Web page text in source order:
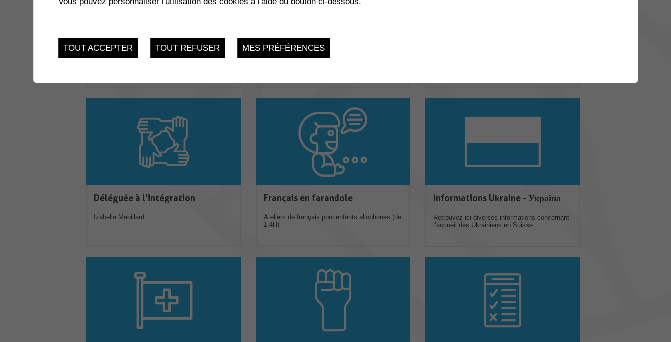
Carrefour Femmes Comm'une histoire...
D'une commune à l'autre, une habitant ouvre sa
Déléguée à l'intégration
Izabella Mabillard
Français en farandole
Ateliers de français pour enfants allophones (de
1-4H)
Informations Ukraine - Україна
Retrouvez ici diverses informations concernant
l’accueil des Ukrainiens en Suisse.
TOUT ACCEPTER TOUT REFUSER MES PRÉFÉRENCES